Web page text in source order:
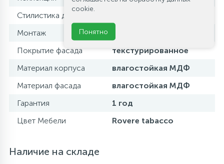
Стилистика дизайна
Монтаж
Покрытие фасада
текстурированное
Материал корпуса
влагостойкая МДФ
Материал фасада
влагостойкая МДФ
Гарантия
1 год
Цвет Мебели
Rovere tabacco
Наличие на складе
cookie.
Понятно